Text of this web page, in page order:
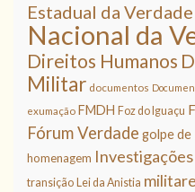
Estadual da Verdade
Nacional da
Direitos Humanos
Militar documentos
exumação FMDH Foz do Iguaçu
Fórum Verdade golpe de
homenagem Investigações
transição Lei da Anistia